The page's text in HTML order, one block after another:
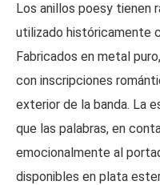
Los anillos poesy tienen
utilizado históricamente
Fabricados en metal
con inscripciones
exterior de la banda. La
que las palabras, en
emocionalmente al
disponibles en plata